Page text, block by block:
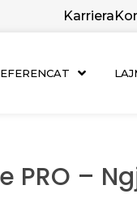
Karriera
PRO –